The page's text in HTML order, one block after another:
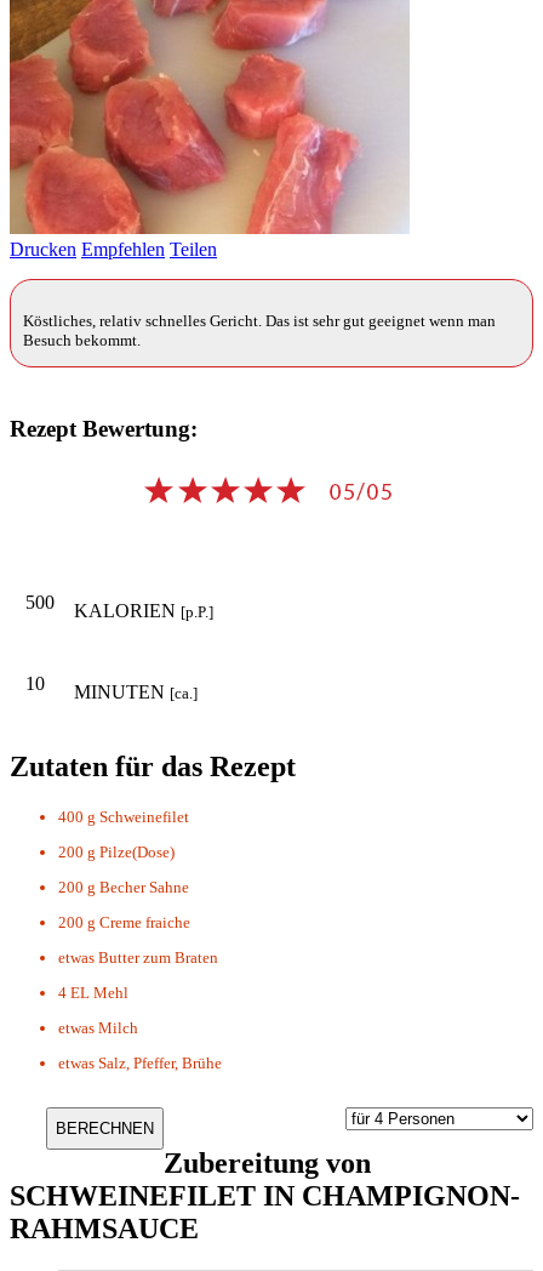
Drucken Empfehlen Teilen
Köstliches, relativ schnelles Gericht. Das ist sehr gut geeignet wenn man
Besuch bekommt.
Rezept Bewertung:
500 KALORIEN [p.P.]
10 MINUTEN [ca.]
Zutaten für das Rezept
400 g Schweinefilet
200 g Pilze(Dose)
200 g Becher Sahne
200 g Creme fraiche
etwas Butter zum Braten
4 EL Mehl
etwas Milch
etwas Salz, Pfeffer, Brühe
Zubereitung von
SCHWEINEFILET IN CHAMPIGNON-
RAHMSAUCE